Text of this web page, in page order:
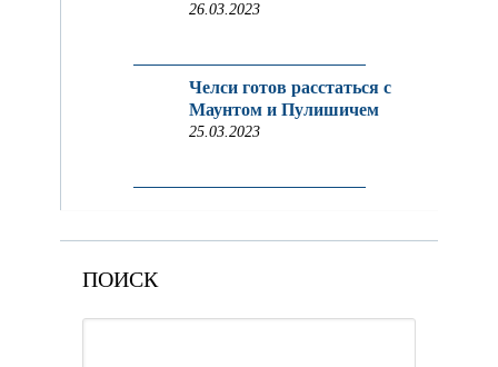
26.03.2023
Челси готов расстаться с
Маунтом и Пулишичем
25.03.2023
ПОИСК